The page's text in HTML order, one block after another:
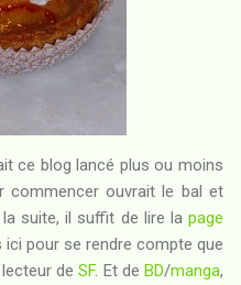
ce blog lancé plus ou moins
commencer ouvrait le bal et
suite, il suffit de lire la page
ici pour se rendre compte que
lecteur deSF. Et deBD/manga,